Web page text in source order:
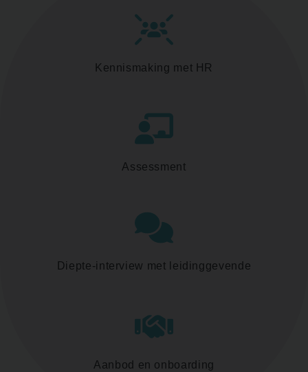
Kennismaking met HR
Assessment
Diepte-interview met leidinggevende
Aanbod en onboarding